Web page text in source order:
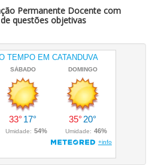
Permanente Docente com
questões objetivas